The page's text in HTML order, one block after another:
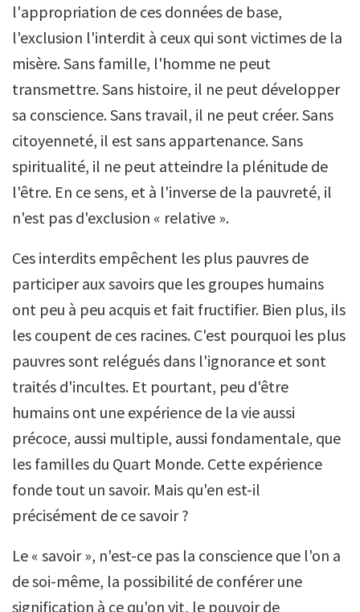
l'appropriation de ces données de base,
l'exclusion l'interdit à ceux qui sont victimes de la
misère. Sans famille, l'homme ne peut
transmettre. Sans histoire, il ne peut développer
sa conscience. Sans travail, il ne peut créer. Sans
citoyenneté, il est sans appartenance. Sans
spiritualité, il ne peut atteindre la plénitude de
l'être. En ce sens, et à l'inverse de la pauvreté, il
n'est pas d'exclusion « relative ».
Ces interdits empêchent les plus pauvres de
participer aux savoirs que les groupes humains
ont peu à peu acquis et fait fructifier. Bien plus, ils
les coupent de ces racines. C'est pourquoi les plus
pauvres sont relégués dans l'ignorance et sont
traités d'incultes. Et pourtant, peu d'être
humains ont une expérience de la vie aussi
précoce, aussi multiple, aussi fondamentale, que
les familles du Quart Monde. Cette expérience
fonde tout un savoir. Mais qu'en est-il
précisément de ce savoir ?
Le « savoir », n'est-ce pas la conscience que l'on a
de soi-même, la possibilité de conférer une
signification à ce qu'on vit, le pouvoir de